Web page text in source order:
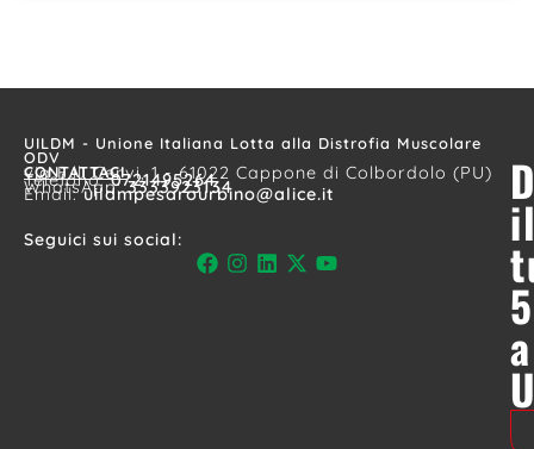
UILDM - Unione Italiana Lotta alla Distrofia Muscolare
ODV
CONTATTACI
via F.lli Cervi, 1 - 61022 Cappone di Colbordolo (PU)
Telefono:0721495264
WhatsApp:3333923134
Email:uildmpesarourbino@alice.it
Seguici sui social:
a